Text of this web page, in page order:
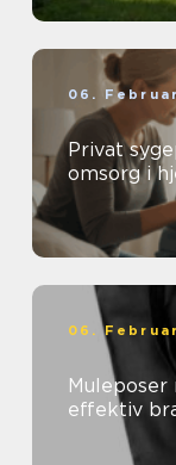
06.
Privat
omsorg i
06.
effektiv